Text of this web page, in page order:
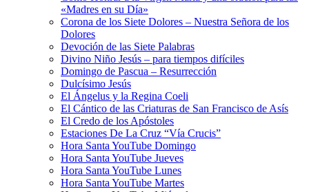
«Madres en su Día»
Corona de los Siete Dolores – Nuestra Señora de los
Dolores
Devoción de las Siete Palabras
Divino Niño Jesús – para tiempos difíciles
Domingo de Pascua – Resurrección
Dulcísimo Jesús
El Ángelus y la Regina Coeli
El Cántico de las Criaturas de San Francisco de Asís
El Credo de los Apóstoles
Estaciones De La Cruz “Vía Crucis”
Hora Santa YouTube Domingo
Hora Santa YouTube Jueves
Hora Santa YouTube Lunes
Hora Santa YouTube Martes